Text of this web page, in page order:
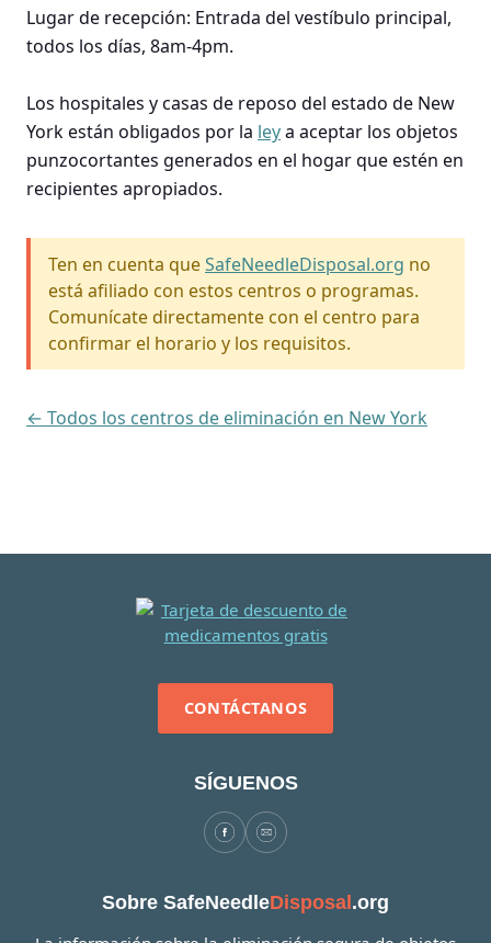
Lugar de recepción: Entrada del vestíbulo principal,
todos los días, 8am-4pm.
Los hospitales y casas de reposo del estado de New
York están obligados por la leya aceptar los objetos
punzocortantes generados en el hogar que estén en
recipientes apropiados.
Ten en cuenta queSafeNeedleDisposal.org no
está afiliado con estos centros o programas.
Comunícate directamente con el centro para
confirmar el horario y los requisitos.
← Todos los centros de eliminación en New York
CONTÁCTANOS
SÍGUENOS
Sobre SafeNeedleDisposal.org